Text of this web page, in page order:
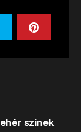
színek